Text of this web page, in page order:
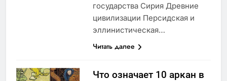
государства Сирия Древние
цивилизации Персидская и
эллинистическая…
Читать далее
Что означает 10 аркан в